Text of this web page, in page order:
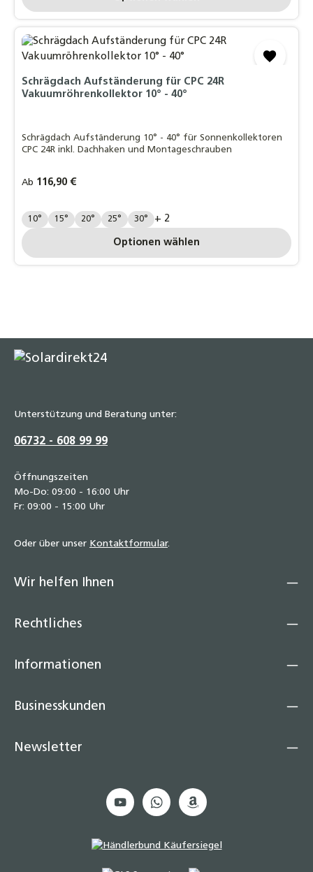
Schrägdach Aufständerung für CPC 24R
Vakuumröhrenkollektor 10° - 40°
Schrägdach Aufständerung 10° - 40° für Sonnenkollektoren
CPC 24R inkl. Dachhaken und Montageschrauben
Regulärer Preis:
Ab 116,90 €
Grad:
10° 15° 20° 25° 30° + 2
Optionen wählen
Unterstützung und Beratung unter:
06732 - 608 99 99
Öffnungszeiten
Mo-Do: 09:00 - 16:00 Uhr
Fr: 09:00 - 15:00 Uhr
Oder über unser Kontaktformular.
Wir helfen Ihnen
Rechtliches
Informationen
Businesskunden
Newsletter